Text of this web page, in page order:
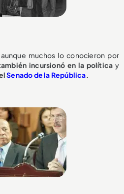
muchos lo conocieron por
incursionó en la política y
Senado de la República.